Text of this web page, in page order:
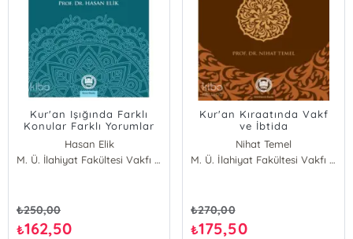
Kur'an Işığında Farklı
Konular Farklı Yorumlar
Hasan Elik
M. Ü. İlahiyat Fakültesi Vakfı Yayınları
₺250,00
₺162,50
Kur'an Kıraatında Vakf
ve İbtida
Nihat Temel
M. Ü. İlahiyat Fakültesi Vakfı Yayınları
₺270,00
₺175,50